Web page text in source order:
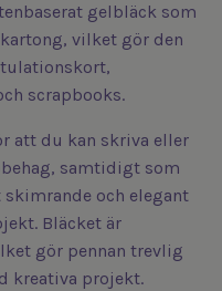
gelbläck som
vilket gör den
scrapbooks.
att du kan skriva eller
samtidigt som
och elegant
Bläcket är
gör pennan trevlig
kreativa projekt.